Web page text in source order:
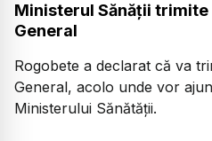
Ministerul Sănății trimite
General
Rogobete a declarat că va
General, acolo unde vor
Ministerului Sănătății.